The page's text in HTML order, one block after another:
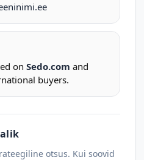
on Sedo.com and
buyers.
otsus. Kui soovid